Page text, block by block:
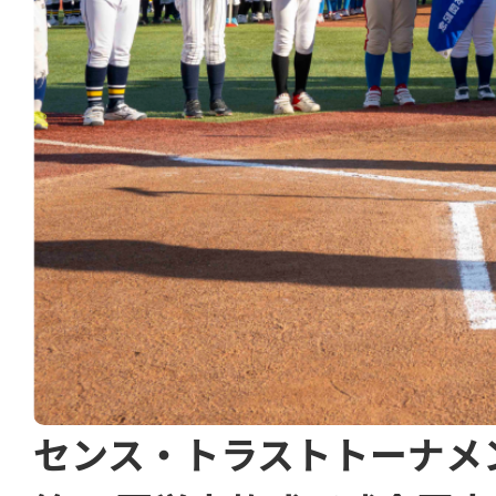
センス・トラストトーナメ